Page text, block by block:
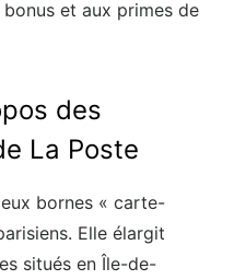
et aux primes de
des
La Poste
bornes « carte-
Elle élargit
situés en Île-de-